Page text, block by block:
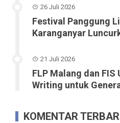
26 Juli 2026
Festival Panggung
Karanganyar
21 Juli 2026
FLP Malang dan FIS
Writing untuk
KOMENTAR